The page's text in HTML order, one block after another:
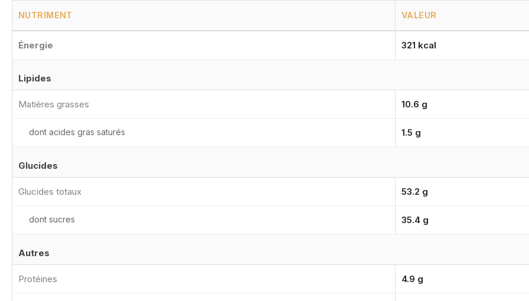
NUTRIMENT VALEUR
Énergie 321 kcal
Lipides
Matières grasses 10.6 g
dont acides gras saturés 1.5 g
Glucides
Glucides totaux 53.2 g
dont sucres 35.4 g
Autres
Protéines 4.9 g